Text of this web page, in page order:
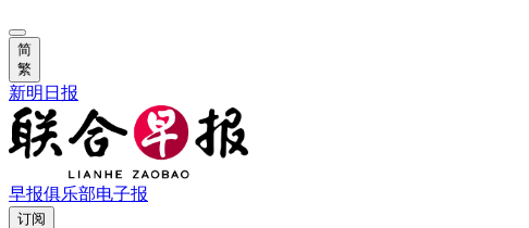
简
繁
新明日报
早报俱乐部电子报
订阅